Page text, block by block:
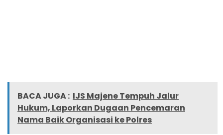
BACA JUGA : IJS Majene Tempuh Jalur
Hukum, Laporkan Dugaan Pencemaran
Nama Baik Organisasi ke Polres